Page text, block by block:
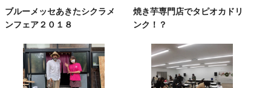
ブルーメッセあきたシクラメ
ンフェア２０１８
焼き芋専門店でタピオカドリ
ンク！？